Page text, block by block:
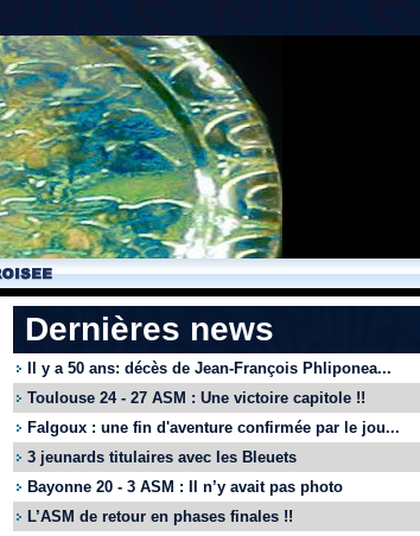
Dernières news
Il y a 50 ans: décès de Jean-François Phliponea...
Toulouse 24 - 27 ASM : Une victoire capitole !!
Falgoux : une fin d'aventure confirmée par le jou...
3 jeunards titulaires avec les Bleuets
Bayonne 20 - 3 ASM : Il n’y avait pas photo
L’ASM de retour en phases finales !!